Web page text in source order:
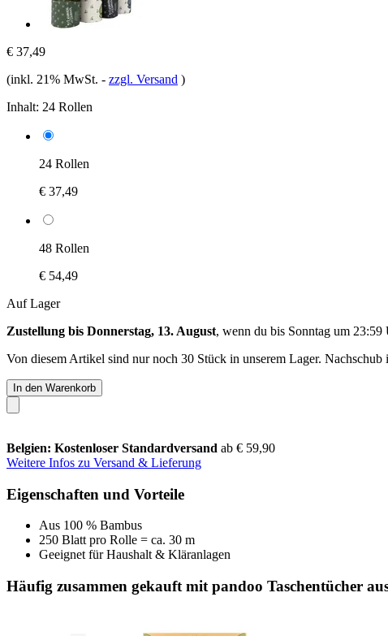
€ 37,49
(inkl. 21% MwSt. - zzgl. Versand )
Inhalt: 24 Rollen
24 Rollen
€ 37,49
48 Rollen
€ 54,49
Auf Lager
Zustellung bis Donnerstag, 13. August, wenn du bis Sonntag um 23:59
Von diesem Artikel sind nur noch 30 Stück in unserem Lager.
In den Warenkorb
Belgien: Kostenloser Standardversand ab € 59,90
Weitere Infos zu Versand & Lieferung
Eigenschaften und Vorteile
Aus 100 % Bambus
250 Blatt pro Rolle = ca. 30 m
Geeignet für Haushalt & Kläranlagen
Häufig zusammen gekauft mit pandoo Taschentücher